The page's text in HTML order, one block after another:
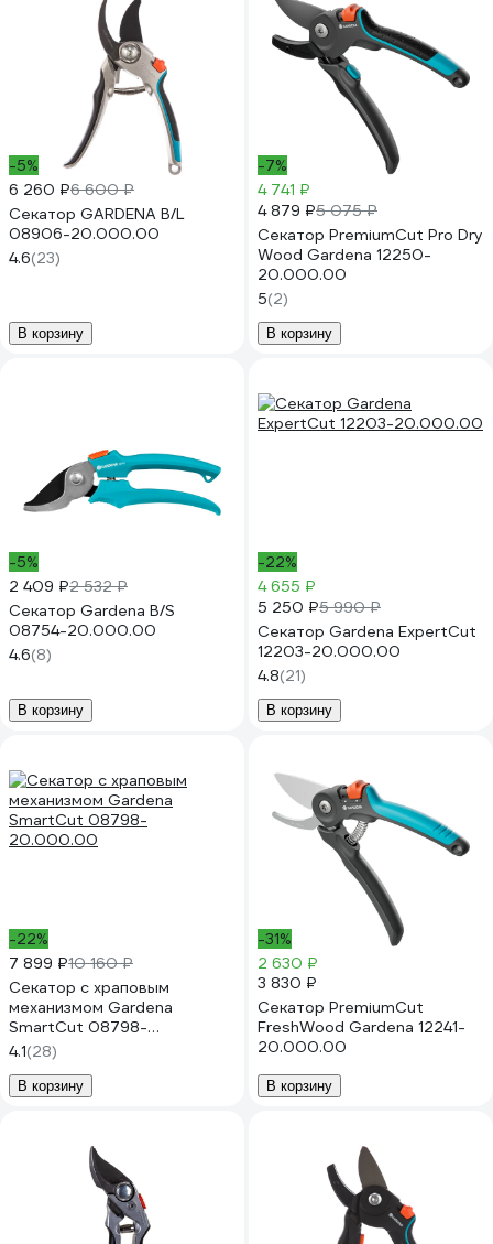
-5%
6 260 ₽6 600 ₽
Секатор GARDENA B/L
08906-20.000.00
4.6(23)
В корзину
-7%
4 741 ₽
4 879 ₽5 075 ₽
Секатор PremiumCut Pro Dry
Wood Gardena 12250-
20.000.00
5(2)
В корзину
-5%
2 409 ₽2 532 ₽
Секатор Gardena B/S
08754-20.000.00
4.6(8)
В корзину
-22%
4 655 ₽
5 250 ₽5 990 ₽
Секатор Gardena ExpertCut
12203-20.000.00
4.8(21)
В корзину
-22%
7 899 ₽10 160 ₽
Секатор с храповым
механизмом Gardena
SmartCut 08798-
20.000.00
4.1(28)
В корзину
-31%
2 630 ₽
3 830 ₽
Секатор PremiumCut
FreshWood Gardena 12241-
20.000.00
В корзину